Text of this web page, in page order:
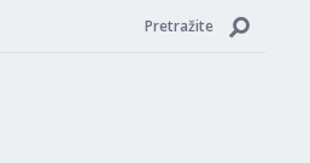
Pretražite